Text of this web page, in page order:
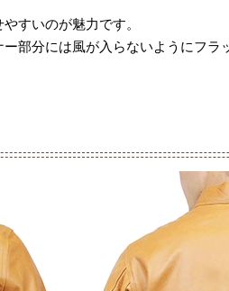
すいのが魅力です。
部分には風が入らないようにフラ